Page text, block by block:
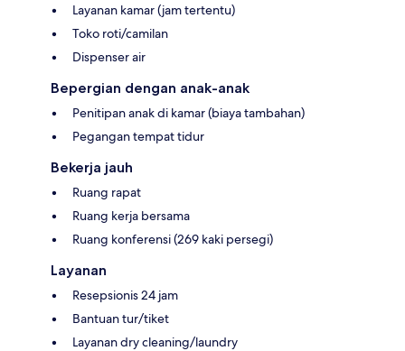
Layanan kamar (jam tertentu)
Toko roti/camilan
Dispenser air
Bepergian dengan anak-anak
Penitipan anak di kamar (biaya tambahan)
Pegangan tempat tidur
Bekerja jauh
Ruang rapat
Ruang kerja bersama
Ruang konferensi (269 kaki persegi)
Layanan
Resepsionis 24 jam
Bantuan tur/tiket
Layanan dry cleaning/laundry